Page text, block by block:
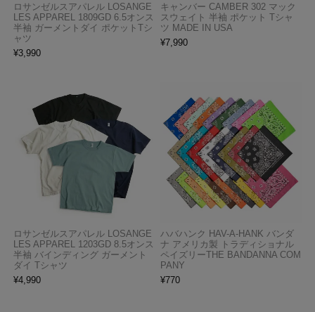
ロサンゼルスアパレル LOSANGE
LES APPAREL 1809GD 6.5オンス
半袖 ガーメントダイ ポケットTシ
ャツ
¥3,990
キャンバー CAMBER 302 マック
スウェイト 半袖 ポケット Tシャ
ツ MADE IN USA
¥7,990
ロサンゼルスアパレル LOSANGE
LES APPAREL 1203GD 8.5オンス
半袖 バインディング ガーメント
ダイ Tシャツ
¥4,990
ハバハンク HAV-A-HANK バンダ
ナ アメリカ製 トラディショナル
ペイズリーTHE BANDANNA COM
PANY
¥770